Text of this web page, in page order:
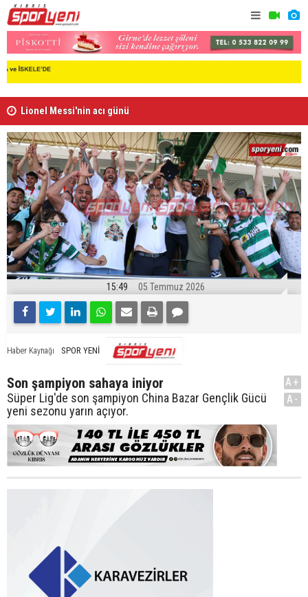
Lionel Messi'nin acı günü
15:49 05 Temmuz 2026
Haber Kaynağı SPOR YENİ
Son şampiyon sahaya iniyor
Süper Lig'de son şampiyon China Bazar Gençlik Gücü
yeni sezonu yarın açıyor.
A+
A-